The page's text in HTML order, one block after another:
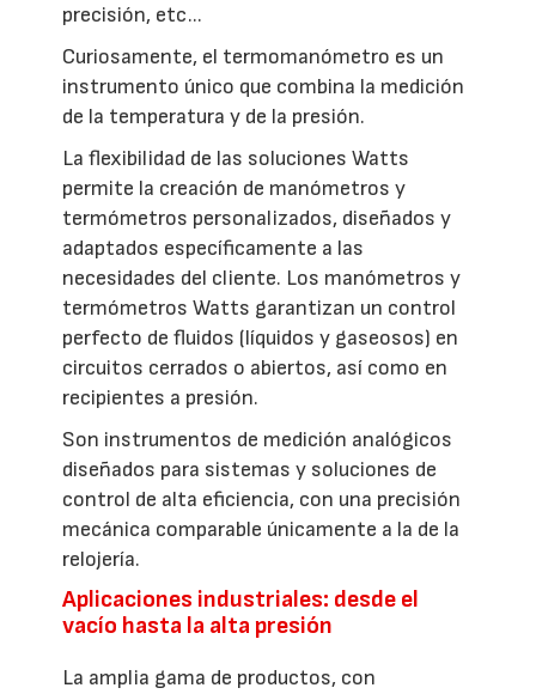
precisión, etc...
Curiosamente, el termomanómetro es un
instrumento único que combina la medición
de la temperatura y de la presión.
La flexibilidad de las soluciones Watts
permite la creación de manómetros y
termómetros personalizados, diseñados y
adaptados específicamente a las
necesidades del cliente. Los manómetros y
termómetros Watts garantizan un control
perfecto de fluidos (líquidos y gaseosos) en
circuitos cerrados o abiertos, así como en
recipientes a presión.
Son instrumentos de medición analógicos
diseñados para sistemas y soluciones de
control de alta eficiencia, con una precisión
mecánica comparable únicamente a la de la
relojería.
Aplicaciones industriales: desde el
vacío hasta la alta presión
La amplia gama de productos, con